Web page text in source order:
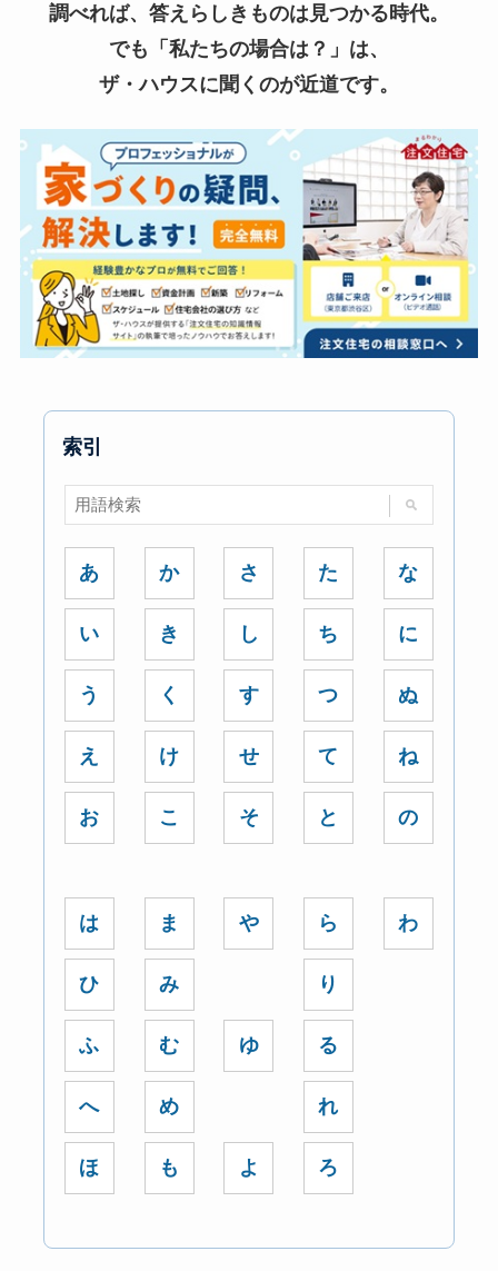
調べれば、答えらしきものは見つかる時代。
でも「私たちの場合は？」は、
ザ・ハウスに聞くのが近道です。
索引
あ
い
う
え
お
か
き
く
け
こ
さ
し
す
せ
そ
た
ち
つ
て
と
な
に
ぬ
ね
の
は
ひ
ふ
へ
ほ
ま
み
む
め
も
や
ゆ
よ
ら
り
る
れ
ろ
わ